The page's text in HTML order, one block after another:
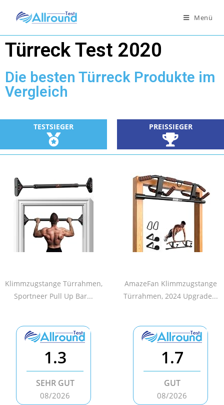
Menü
Türreck Test 2020
Die besten Türreck Produkte im
Vergleich
TESTSIEGER PREISSIEGER
Klimmzugstange Türrahmen,
Sportneer Pull Up Bar...
AmazeFan Klimmzugstange
Türrahmen, 2024 Upgrade...
1.3
SEHR GUT
08/2026
1.7
GUT
08/2026